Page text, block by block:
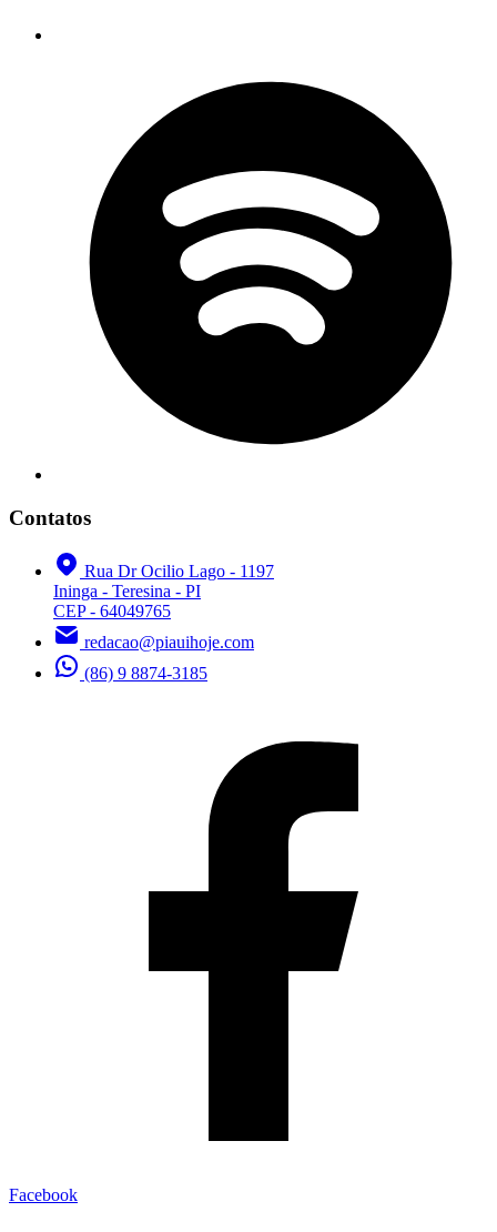
Contatos
Rua Dr Ocilio Lago - 1197
Ininga - Teresina - PI
CEP - 64049765
redacao@piauihoje.com
(86) 9 8874-3185
Facebook